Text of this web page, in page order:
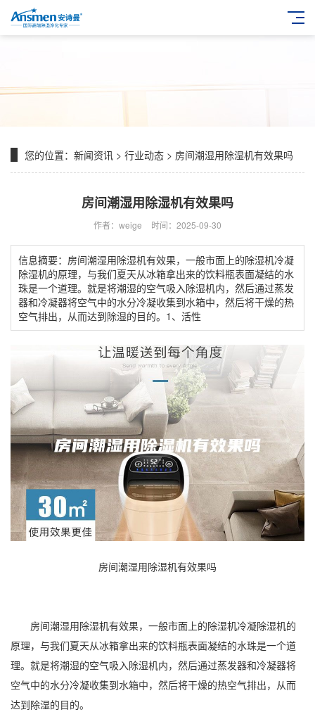
您的位置： 新闻资讯 > 行业动态 > 房间潮湿用除湿机有效果吗
房间潮湿用除湿机有效果吗
作者：weige 时间：2025-09-30
信息摘要：房间潮湿用除湿机有效果，一般市面上的除湿机冷凝
除湿机的原理，与我们夏天从冰箱拿出来的饮料瓶表面凝结的水
珠是一个道理。就是将潮湿的空气吸入除湿机内，然后通过蒸发
器和冷凝器将空气中的水分冷凝收集到水箱中，然后将干燥的热
空气排出，从而达到除湿的目的。1、活性
房间潮湿用除湿机有效果吗
房间潮湿用除湿机有效果，一般市面上的除湿机冷凝除湿机的
原理，与我们夏天从冰箱拿出来的饮料瓶表面凝结的水珠是一个道
理。就是将潮湿的空气吸入除湿机内，然后通过蒸发器和冷凝器将
空气中的水分冷凝收集到水箱中，然后将干燥的热空气排出，从而
达到除湿的目的。